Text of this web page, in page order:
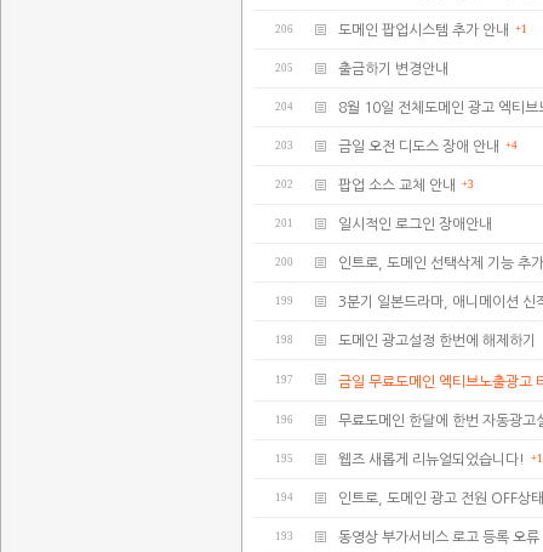
206 도메인 팝업시스템 추가 안내 +1
205 출금하기 변경안내
204 8월 10일 전체도메인 광고 엑티
203 금일 오전 디도스 장애 안내 +4
202 팝업 소스 교체 안내 +3
201 일시적인 로그인 장애안내
200 인트로, 도메인 선택삭제 기능 추
199 3분기 일본드라마, 애니메이션 신
198 도메인 광고설정 한번에 해제하기
197 금일 무료도메인 엑티브노출광고
196 무료도메인 한달에 한번 자동광고
195 웹즈 새롭게 리뉴얼되었습니다! +1
194 인트로, 도메인 광고 전원 OFF상
193 동영상 부가서비스 로고 등록 오류